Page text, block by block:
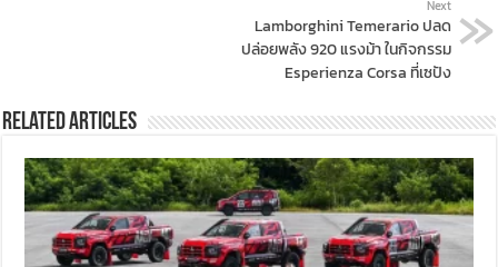
Next
Lamborghini Temerario ปลด
ปล่อยพลัง 920 แรงม้า ในกิจกรรม
Esperienza Corsa ที่เซปัง
Related Articles